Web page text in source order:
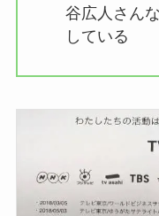
谷広人さん
している